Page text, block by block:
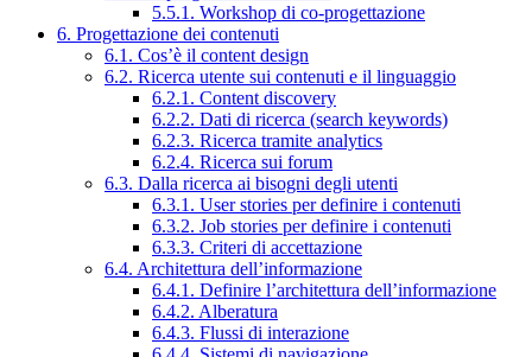
5.5.1. Workshop di co-progettazione
6. Progettazione dei contenuti
6.1. Cos’è il content design
6.2. Ricerca utente sui contenuti e il linguaggio
6.2.1. Content discovery
6.2.2. Dati di ricerca (search keywords)
6.2.3. Ricerca tramite analytics
6.2.4. Ricerca sui forum
6.3. Dalla ricerca ai bisogni degli utenti
6.3.1. User stories per definire i contenuti
6.3.2. Job stories per definire i contenuti
6.3.3. Criteri di accettazione
6.4. Architettura dell’informazione
6.4.1. Definire l’architettura dell’informazione
6.4.2. Alberatura
6.4.3. Flussi di interazione